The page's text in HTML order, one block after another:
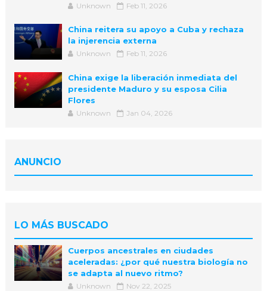
Unknown Feb 11, 2026
China reitera su apoyo a Cuba y rechaza
la injerencia externa
Unknown Feb 11, 2026
China exige la liberación inmediata del
presidente Maduro y su esposa Cilia
Flores
Unknown Jan 04, 2026
ANUNCIO
LO MÁS BUSCADO
Cuerpos ancestrales en ciudades
aceleradas: ¿por qué nuestra biología no
se adapta al nuevo ritmo?
Unknown Nov 22, 2025